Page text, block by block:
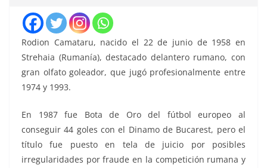
Rodion Camataru, nacido el 22 de junio de 1958 en
Strehaia (Rumanía), destacado delantero rumano, con
gran olfato goleador, que jugó profesionalmente entre
1974 y 1993.
En 1987 fue Bota de Oro del fútbol europeo al
conseguir 44 goles con el Dinamo de Bucarest, pero el
título fue puesto en tela de juicio por posibles
irregularidades por fraude en la competición rumana y